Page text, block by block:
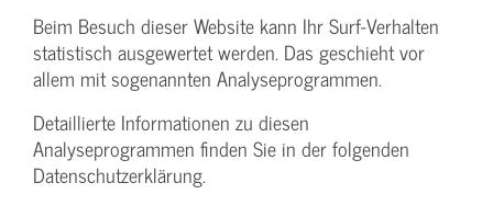
Beim Besuch dieser Website kann Ihr Surf-Verhalten
statistisch ausgewertet werden. Das geschieht vor
allem mit sogenannten Analyseprogrammen.
Detaillierte Informationen zu diesen
Analyseprogrammen finden Sie in der folgenden
Datenschutzerklärung.